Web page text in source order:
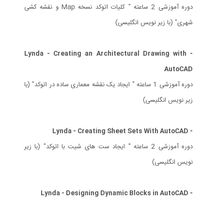
دوره آموزشی 2 ساعته " کلیات اتوکد نسخه Map و نقشه کشی
شهری" (با زیر نویس انگلیسی)
- Lynda - Creating an Architectural Drawing with
AutoCAD
دوره آموزشی 1 ساعته " ایجاد یک نقشه معماری ساده در اتوکد" (با
زیر نویس انگلیسی)
- Lynda - Creating Sheet Sets With AutoCAD
دوره آموزشی 2 ساعته " ایجاد ست های شیت با اتوکد" (با زیر
نویس انگلیسی)
- Lynda - Designing Dynamic Blocks in AutoCAD